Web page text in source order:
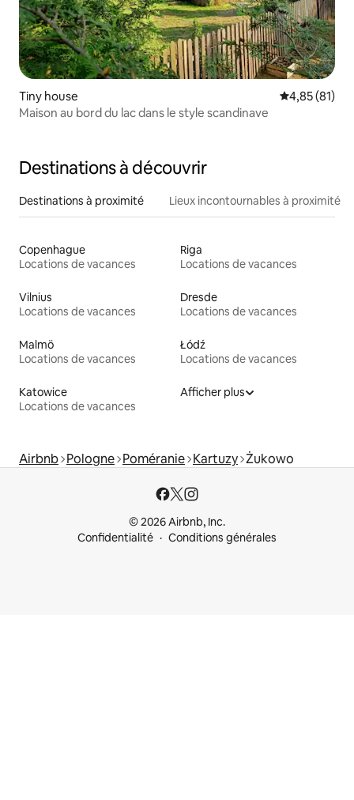
Tiny house Évaluation
4,85 (81)
Maison au bord du lac dans le style scandinave
Destinations à découvrir
Destinations à proximité Lieux incontournables à proximité
Copenhague
Locations de vacances
Riga
Locations de vacances
Vilnius
Locations de vacances
Dresde
Locations de vacances
Malmö
Locations de vacances
Łódź
Locations de vacances
Katowice
Locations de vacances
Afficher plus
Airbnb Pologne Poméranie Kartuzy Żukowo
© 2026 Airbnb, Inc.
Confidentialité
Conditions générales